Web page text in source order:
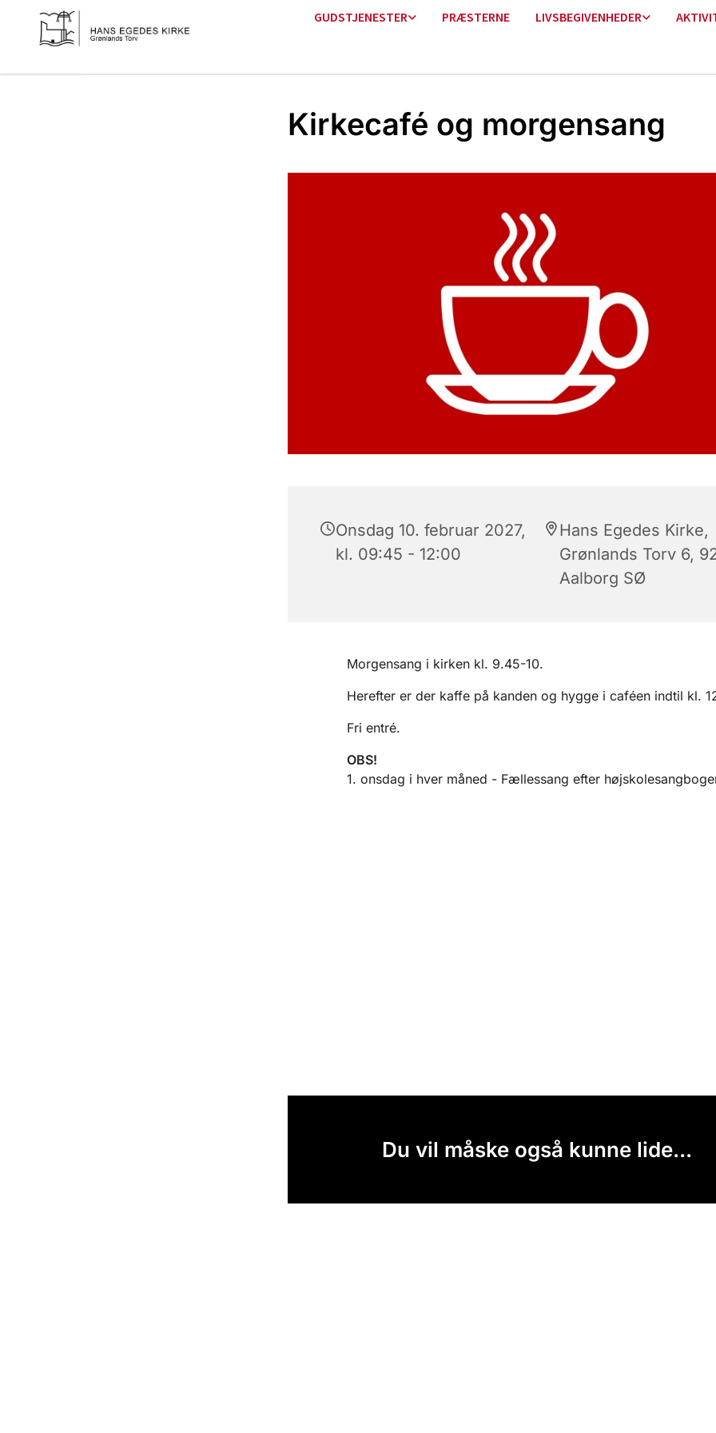
GUDSTJENESTER PRÆSTERNE LIVSBEGIVENHEDER
Kirkecafé og morgensang
Onsdag 10. februar 2027,
kl. 09:45 - 12:00
Hans Egedes Kirke,
Grønlands Torv 6,
Aalborg SØ
Morgensang i kirken kl. 9.45-10.
Herefter er der kaffe på kanden og hygge i caféen indtil kl.
Fri entré.
OBS!
1. onsdag i hver måned - Fællessang efter
Du vil måske også kunne lide...